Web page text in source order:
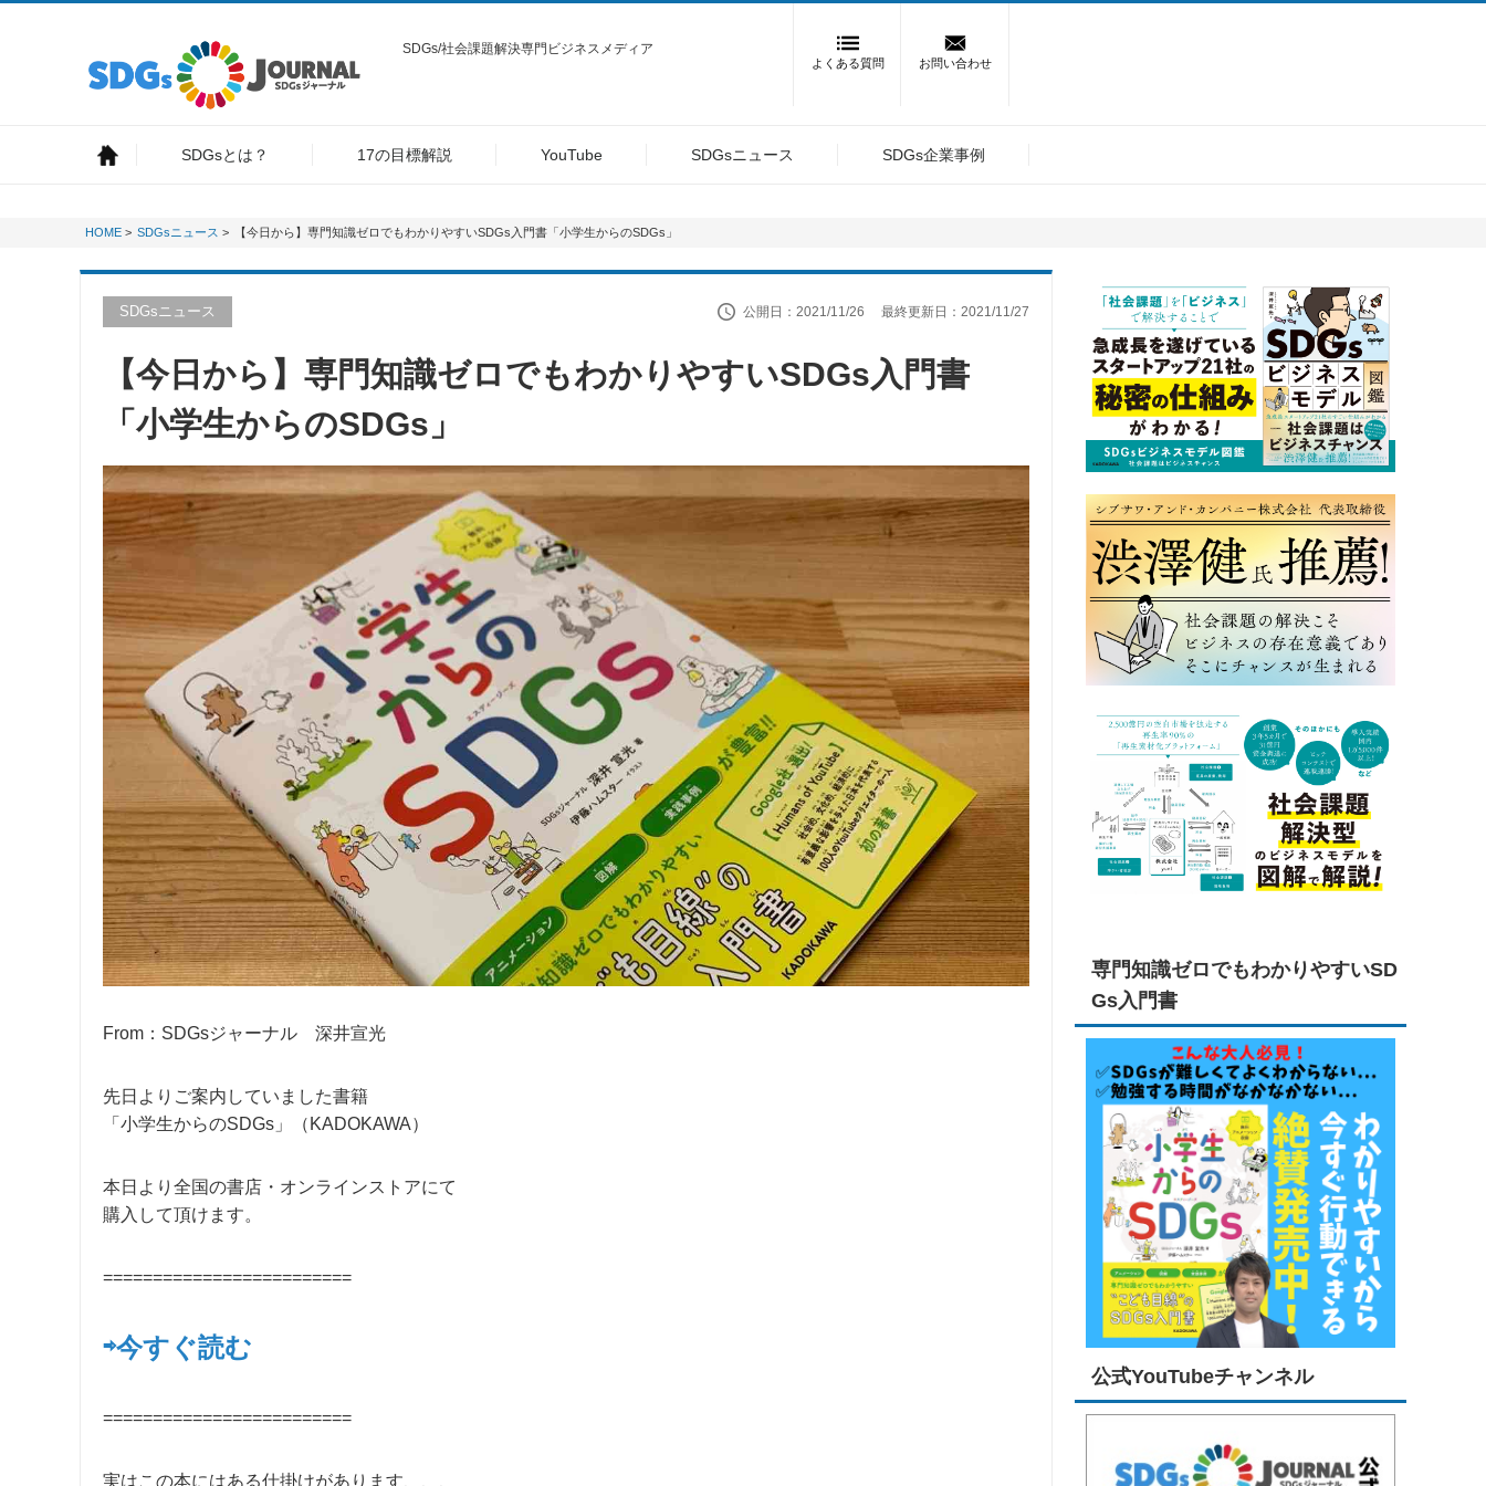
SDGs/社会課題解決専門ビジネスメディア
よくある質問 お問い合わせ
SDGsとは？ 17の目標解説 YouTube SDGsニュース SDGs企業事例
HOME > SDGsニュース > 【今日から】専門知識ゼロでもわかりやすいSDGs入門書「小学生からのSDGs」
SDGsニュース 公開日：2021/11/26 最終更新日：2021/11/27
【今日から】専門知識ゼロでもわかりやすいSDGs入門書
「小学生からのSDGs」
From：SDGsジャーナル 深井宣光
先日よりご案内していました書籍
「小学生からのSDGs」（KADOKAWA）
本日より全国の書店・オンラインストアにて
購入して頂けます。
=========================
⇨今すぐ読む
=========================
実はこの本にはある仕掛けがあります、、、
専門知識ゼロでもわかりやすいSD
Gs入門書
公式YouTubeチャンネル